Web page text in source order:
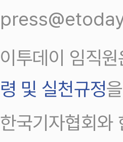
이투데이 임직
령 및 실천규정
한국기자협회와